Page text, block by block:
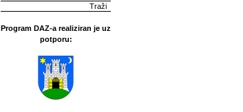
Program DAZ-a realiziran je uz
potporu: